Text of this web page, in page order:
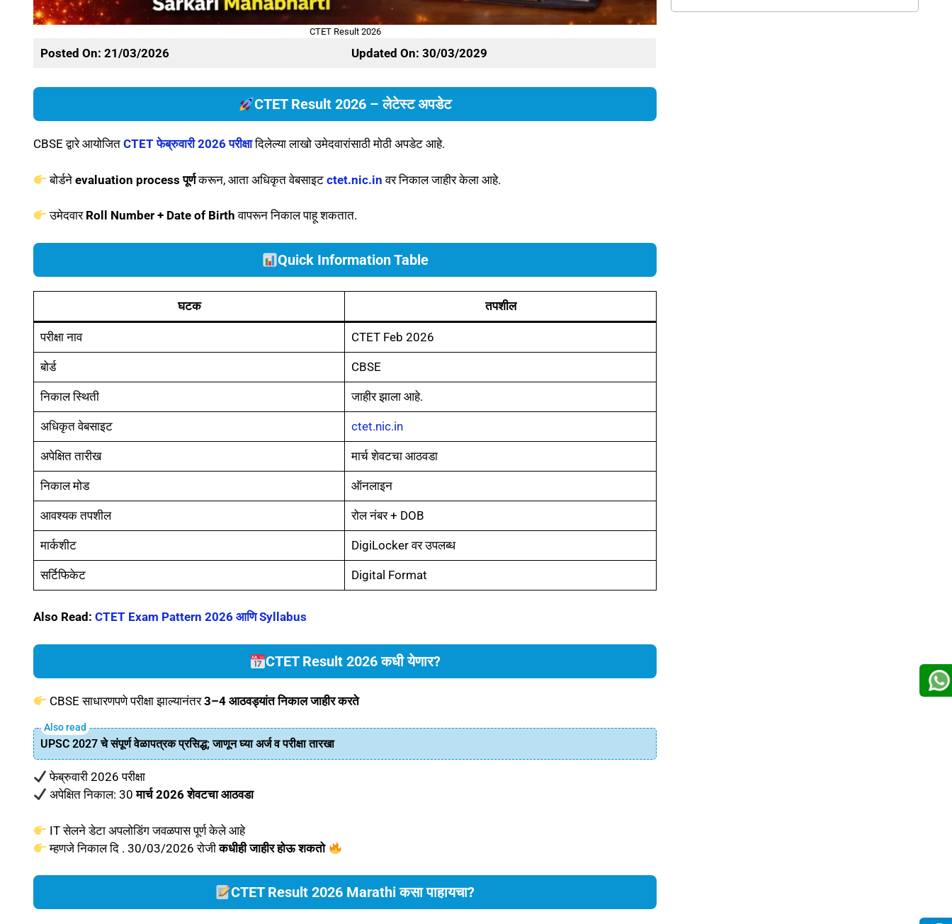
CTET Result 2026
Posted On: 21/03/2026 Updated On: 30/03/2029
CTET Result 2026 – लेटेस्ट अपडेट
CBSE द्वारे आयोजित CTET फेब्रुवारी 2026 परीक्षादिलेल्या लाखो उमेदवारांसाठी मोठी अपडेट आहे.
बोर्डनेevaluation process पूर्णकरून, आता अधिकृत वेबसाइटctet.nic.in वर निकाल जाहीर केला आहे.
उमेदवार Roll Number + Date of Birth वापरून निकाल पाहू शकतात.
Quick Information Table
घटक तपशील
परीक्षा नाव CTET Feb 2026
बोर्ड CBSE
निकाल स्थिती जाहीर झाला आहे.
अधिकृत वेबसाइट ctet.nic.in
अपेक्षित तारीख मार्च शेवटचा आठवडा
निकाल मोड ऑनलाइन
आवश्यक तपशील रोल नंबर + DOB
मार्कशीट DigiLocker वर उपलब्ध
सर्टिफिकेट Digital Format
Also Read: CTET Exam Pattern 2026 आणि Syllabus
CTET Result 2026 कधी येणार?
CBSE साधारणपणे परीक्षा झाल्यानंतर3–4 आठवड्यांत निकाल जाहीर करते
UPSC 2027 चे संपूर्ण वेळापत्रक प्रसिद्ध; जाणून घ्या अर्ज व परीक्षा तारखा
फेब्रुवारी 2026 परीक्षा
अपेक्षित निकाल: 30मार्च 2026 शेवटचा आठवडा
IT सेलने डेटा अपलोडिंग जवळपास पूर्ण केले आहे
म्हणजे निकाल दि . 30/03/2026 रोजीकधीही जाहीर होऊ शकतो
CTET Result 2026 Marathi कसा पाहायचा?